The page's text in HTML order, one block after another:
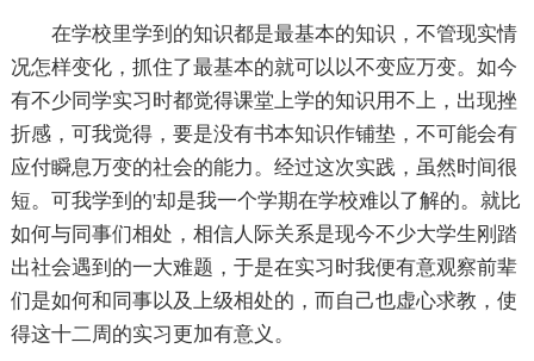
在学校里学到的知识都是最基本的知识，不管现实情
况怎样变化，抓住了最基本的就可以以不变应万变。如今
有不少同学实习时都觉得课堂上学的知识用不上，出现挫
折感，可我觉得，要是没有书本知识作铺垫，不可能会有
应付瞬息万变的社会的能力。经过这次实践，虽然时间很
短。可我学到的'却是我一个学期在学校难以了解的。就比
如何与同事们相处，相信人际关系是现今不少大学生刚踏
出社会遇到的一大难题，于是在实习时我便有意观察前辈
们是如何和同事以及上级相处的，而自己也虚心求教，使
得这十二周的实习更加有意义。